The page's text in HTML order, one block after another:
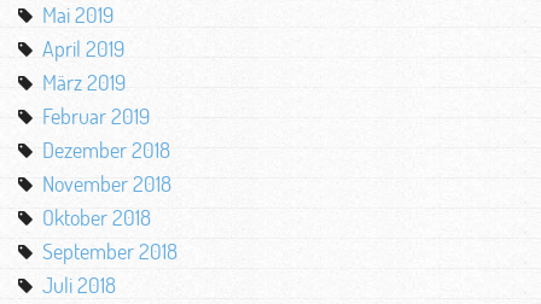
Mai 2019
April 2019
März 2019
Februar 2019
Dezember 2018
November 2018
Oktober 2018
September 2018
Juli 2018